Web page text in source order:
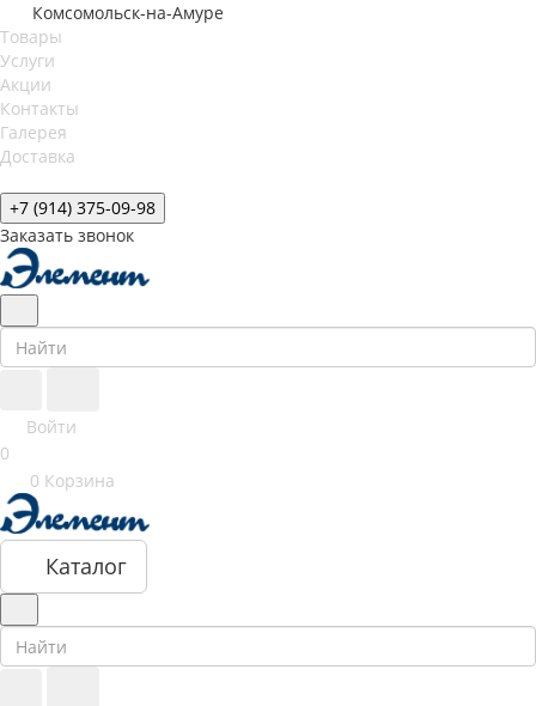
Комсомольск-на-Амуре
Товары
Услуги
Акции
Контакты
Галерея
Доставка
+7 (914) 375-09-98
Заказать звонок
Войти
0
0 Корзина
Каталог